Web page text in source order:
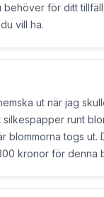
behöver för ditt
vill ha.
ut när jag
runt
blommorna togs ut.
kronor för denna